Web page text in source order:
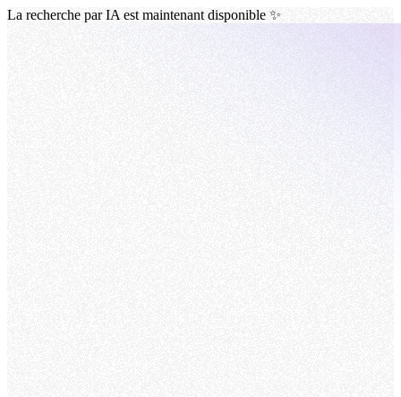
La recherche par IA est maintenant disponible ✨